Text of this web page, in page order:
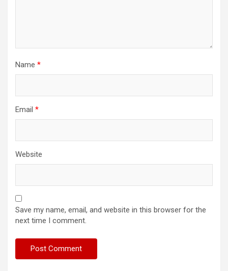
Name *
Email *
Website
Save my name, email, and website in this browser for the
next time I comment.